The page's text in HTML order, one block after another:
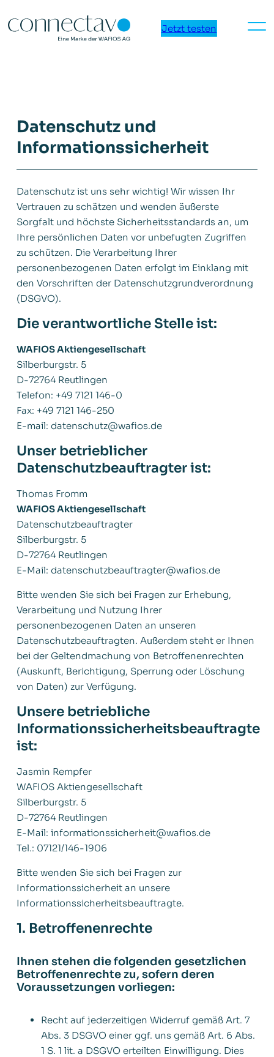
Inhalt
Deutsch
English
Jetzt testen
Datenschutz und
Informationssicherheit
Datenschutz ist uns sehr wichtig! Wir wissen Ihr
Vertrauen zu schätzen und wenden äußerste
Sorgfalt und höchste Sicherheitsstandards an, um
Ihre persönlichen Daten vor unbefugten Zugriffen
zu schützen. Die Verarbeitung Ihrer
personenbezogenen Daten erfolgt im Einklang mit
den Vorschriften der Datenschutzgrundverordnung
(DSGVO).
Die verantwortliche Stelle ist:
WAFIOS Aktiengesellschaft
Silberburgstr. 5
D-72764 Reutlingen
Telefon: +49 7121 146-0
Fax: +49 7121 146-250
E-mail: datenschutz@wafios.de
Unser betrieblicher
Datenschutzbeauftragter ist:
Thomas Fromm
WAFIOS Aktiengesellschaft
Datenschutzbeauftragter
Silberburgstr. 5
D-72764 Reutlingen
E-Mail: datenschutzbeauftragter@wafios.de
Bitte wenden Sie sich bei Fragen zur Erhebung,
Verarbeitung und Nutzung Ihrer
personenbezogenen Daten an unseren
Datenschutzbeauftragten. Außerdem steht er Ihnen
bei der Geltendmachung von Betroffenenrechten
(Auskunft, Berichtigung, Sperrung oder Löschung
von Daten) zur Verfügung.
Unsere betriebliche
Informationssicherheitsbeauftragte
ist:
Jasmin Rempfer
WAFIOS Aktiengesellschaft
Silberburgstr. 5
D-72764 Reutlingen
E-Mail: informationssicherheit@wafios.de
Tel.: 07121/146-1906
Bitte wenden Sie sich bei Fragen zur
Informationssicherheit an unsere
Informationssicherheitsbeauftragte.
1. Betroffenenrechte
Ihnen stehen die folgenden gesetzlichen
Betroffenenrechte zu, sofern deren
Voraussetzungen vorliegen:
Recht auf jederzeitigen Widerruf gemäß Art. 7
Abs. 3 DSGVO einer ggf. uns gemäß Art. 6 Abs.
1 S. 1 lit. a DSGVO erteilten Einwilligung. Dies